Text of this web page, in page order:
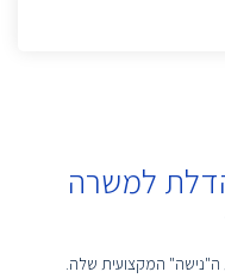
למשרה
המקצועית שלה.